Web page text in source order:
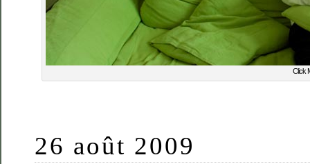
Click
26 août 2009